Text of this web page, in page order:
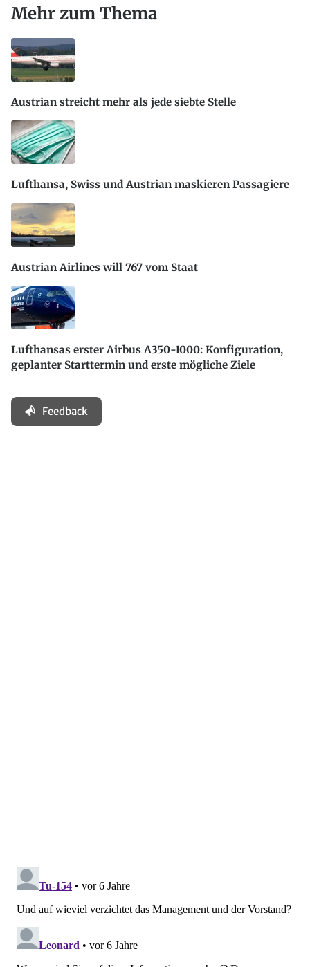
Mehr zum Thema
Austrian streicht mehr als jede siebte Stelle
Lufthansa, Swiss und Austrian maskieren Passagiere
Austrian Airlines will 767 vom Staat
Lufthansas erster Airbus A350-1000: Konfiguration,
geplanter Starttermin und erste mögliche Ziele
Feedback